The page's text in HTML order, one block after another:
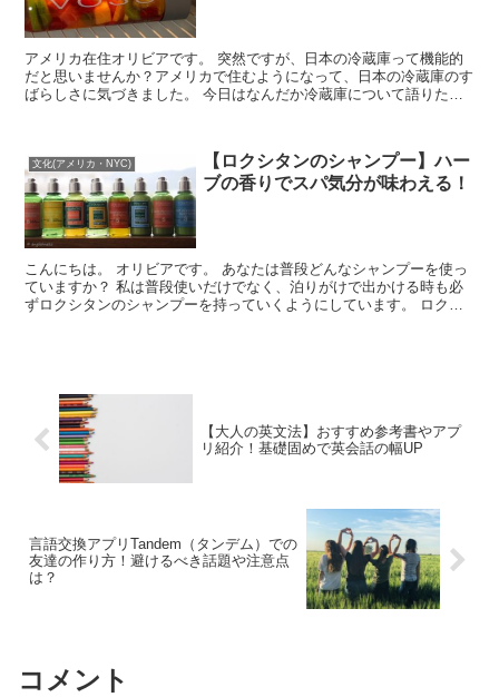
アメリカ在住オリビアです。 突然ですが、日本の冷蔵庫って機能的
だと思いませんか？アメリカで住むようになって、日本の冷蔵庫のす
ばらしさに気づきました。 今日はなんだか冷蔵庫について語りたい
文化(アメリカ・NYC)
【ロクシタンのシャンプー】ハー
ブの香りでスパ気分が味わえる！
こんにちは。 オリビアです。 あなたは普段どんなシャンプーを使っ
ていますか？ 私は普段使いだけでなく、泊りがけで出かける時も必
ずロクシタンのシャンプーを持っていくようにしています。 ロクシ
【大人の英文法】おすすめ参考書やアプ
リ紹介！基礎固めで英会話の幅UP
言語交換アプリTandem（タンデム）での
友達の作り方！避けるべき話題や注意点
は？
コメント